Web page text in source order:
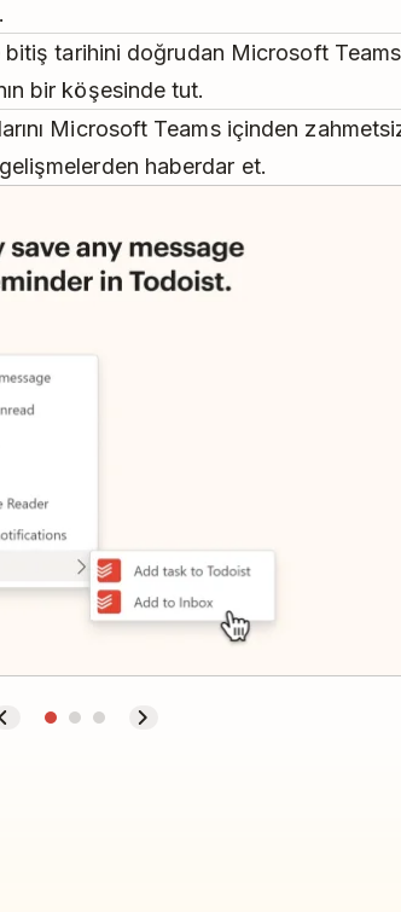
tarihini doğrudan Microsoft
bir köşesinde tut.
Microsoft Teams içinden
haberdar et.